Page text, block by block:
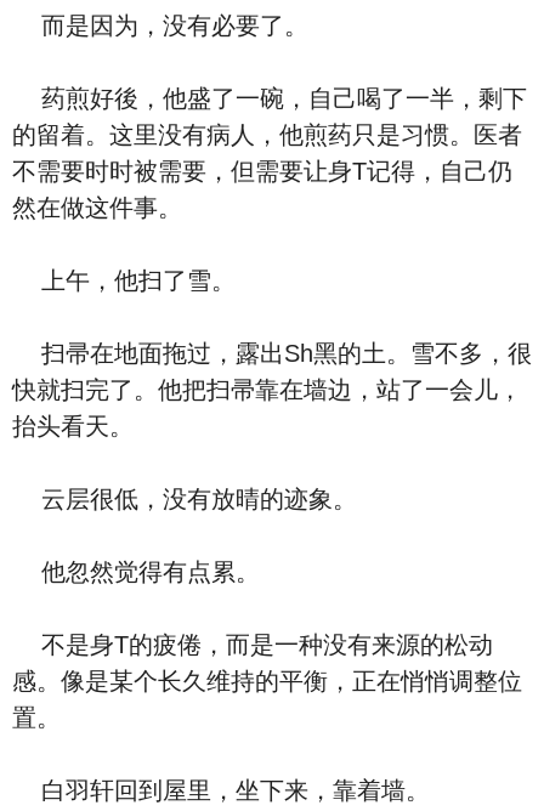
而是因为，没有必要了。
药煎好後，他盛了一碗，自己喝了一半，剩下
的留着。这里没有病人，他煎药只是习惯。医者
不需要时时被需要，但需要让身T记得，自己仍
然在做这件事。
上午，他扫了雪。
扫帚在地面拖过，露出Sh黑的土。雪不多，很
快就扫完了。他把扫帚靠在墙边，站了一会儿，
抬头看天。
云层很低，没有放晴的迹象。
他忽然觉得有点累。
不是身T的疲倦，而是一种没有来源的松动
感。像是某个长久维持的平衡，正在悄悄调整位
置。
白羽轩回到屋里，坐下来，靠着墙。